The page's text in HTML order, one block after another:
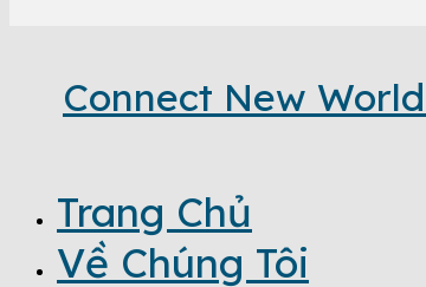
Connect New World
Trang Chủ
Về Chúng Tôi